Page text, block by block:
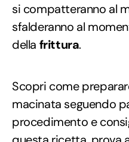
si compatteranno al
sfalderanno al
della frittura.
Scopri come
macinata seguendo
procedimento e